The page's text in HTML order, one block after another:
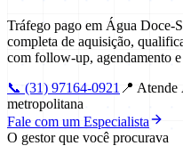
Tráfego pago em Água Doce-
completa de aquisição,
com follow-up, agendamento
📞 (31) 97164-0921 📍 Atende
metropolitana
Fale com um Especialista
O gestor que você procurava